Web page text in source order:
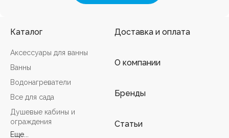
Каталог
Аксессуары для ванны
Ванны
Водонагреватели
Все для сада
Душевые кабины и
ограждения
Еще...
Доставка и оплата
О компании
Бренды
Статьи